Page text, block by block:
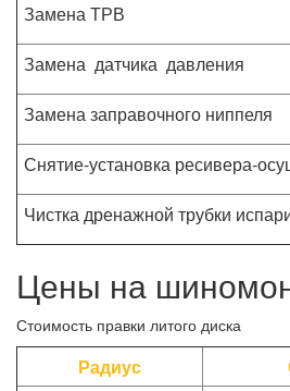
Замена ТРВ
Замена датчика давления
Замена заправочного ниппеля
Снятие-установка ресивера-
Чистка дренажной трубки
Цены на
Стоимость правки литого диска
Радиус